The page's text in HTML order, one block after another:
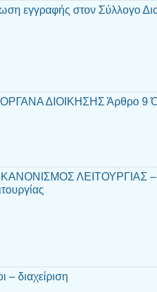
εγγραφής στον Σύλλογο
ΔΙΟΙΚΗΣΗΣ Άρθρο 9
ΛΕΙΤΟΥΡΓΙΑΣ
διαχείριση